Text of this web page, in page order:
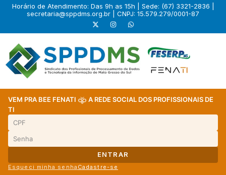
Horário de Atendimento: Das 9h as 15h | Sede: (67) 3321-2836 |
secretaria@sppdms.org.br | CNPJ: 15.579.279/0001-87
VEM PRA BEE FENATI
A REDE SOCIAL DOS PROFISSIONAIS DE
TI
ENTRAR
Esqueci minha senha Cadastre-se